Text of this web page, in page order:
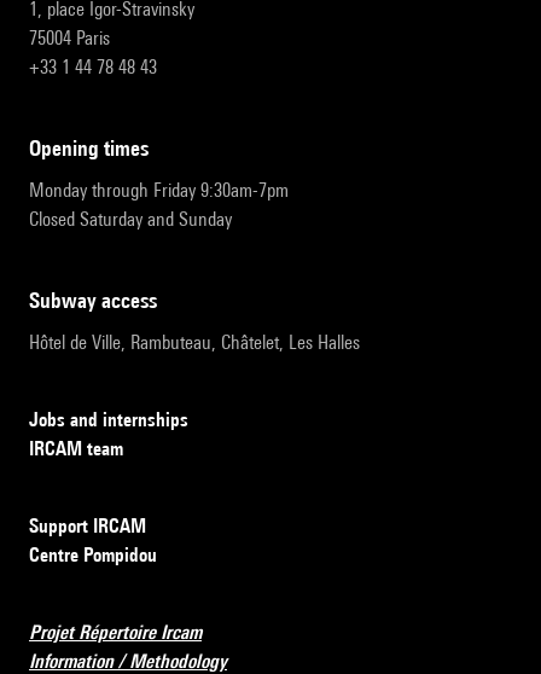
1, place Igor-Stravinsky
75004 Paris
+33 1 44 78 48 43
opening times
Monday through Friday 9:30am-7pm
Closed Saturday and Sunday
subway access
Hôtel de Ville, Rambuteau, Châtelet, Les Halles
Jobs and internships
IRCAM team
Support IRCAM
Centre Pompidou
Projet Répertoire Ircam
Information / Methodology